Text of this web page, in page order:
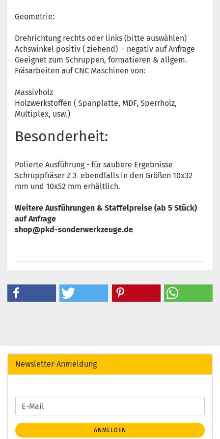
Geometrie:
Drehrichtung rechts oder links (bitte auswählen)
Achswinkel positiv ( ziehend) - negativ auf Anfrage
Geeignet zum Schruppen, formatieren & allgem.
Fräsarbeiten auf CNC Maschinen von:
Massivholz
Holzwerkstoffen ( Spanplatte, MDF, Sperrholz,
Multiplex, usw.)
Besonderheit:
Polierte Ausführung - für saubere Ergebnisse
Schruppfräser Z 3 ebendfalls in den Größen 10x32
mm und 10x52 mm erhältlich.
Weitere Ausführungen & Staffelpreise (ab 5 Stück)
auf Anfrage
shop@pkd-sonderwerkzeuge.de
Newsletter-Anmeldung
WEITER
ZUR
NEWSLETTER-
ANMELDUNG
E-
Mail
ANMELDEN